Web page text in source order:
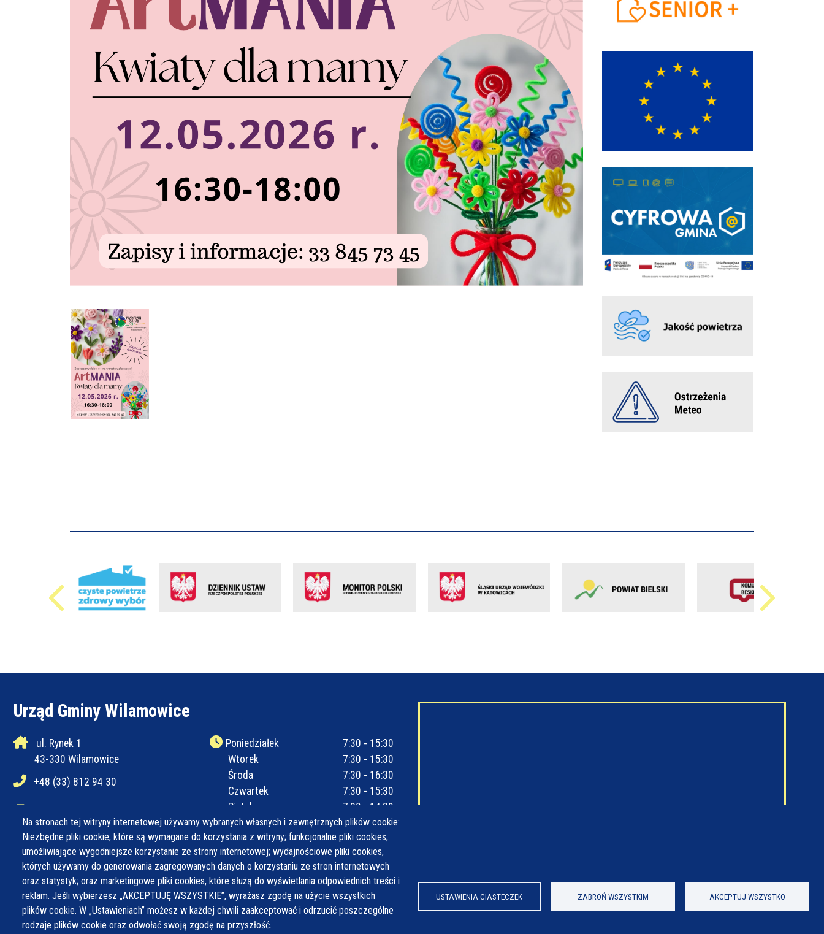
Na stronach tej witryny internetowej używamy wybranych własnych i zewnętrznych plików cookie:
Niezbędne pliki cookie, które są wymagane do korzystania z witryny; funkcjonalne pliki cookies,
umożliwiające wygodniejsze korzystanie ze strony internetowej; wydajnościowe pliki cookies,
których używamy do generowania zagregowanych danych o korzystaniu ze stron internetowych
oraz statystyk; oraz marketingowe pliki cookies, które służą do wyświetlania odpowiednich treści i
reklam. Jeśli wybierzesz „AKCEPTUJĘ WSZYSTKIE”, wyrażasz zgodę na użycie wszystkich
plików cookie. W „Ustawieniach” możesz w każdej chwili zaakceptować i odrzucić poszczególne
rodzaje plików cookie oraz odwołać swoją zgodę na przyszłość.
USTAWIENIA CIASTECZEK ZABROŃ WSZYSTKIM AKCEPTUJ WSZYSTKO
Urząd Gminy Wilamowice
ul. Rynek 1
43-330 Wilamowice
+48 (33) 812 94 30
ug@wilamowice.pl
Poniedziałek
7:30 - 15:30
Wtorek
7:30 - 15:30
Środa
7:30 - 16:30
Czwartek
7:30 - 15:30
Piątek
7:30 - 14:30